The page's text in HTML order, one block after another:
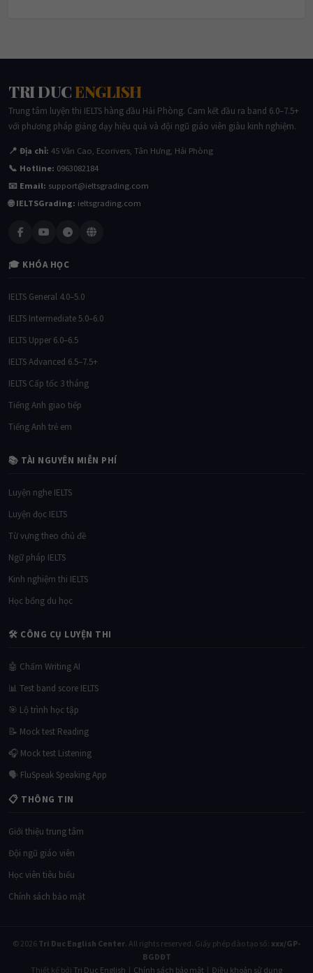
Phuong Doan
TRI DUCENGLISH
với phương pháp giảng dạy hiệu quả và đội ngũ giáo viên giàu kinh nghiệm.
📍 Địa chỉ: 45 Văn Cao, Ecorivers, Tân Hưng, Hải Phòng
📧 Email: support@ieltsgrading.com
🌐 IELTSGrading:
ieltsgrading.com
IELTS General 4.0–5.0
IELTS Intermediate 5.0–6.0
IELTS Cấp tốc 3 tháng
Tiếng Anh giao tiếp
Tiếng Anh trẻ em
Luyện nghe IELTS
Ngữ pháp IELTS
Kinh nghiệm thi IELTS
Học bổng du học
🤖 Chấm Writing AI
📊 Test band score IELTS
Giới thiệu trung tâm